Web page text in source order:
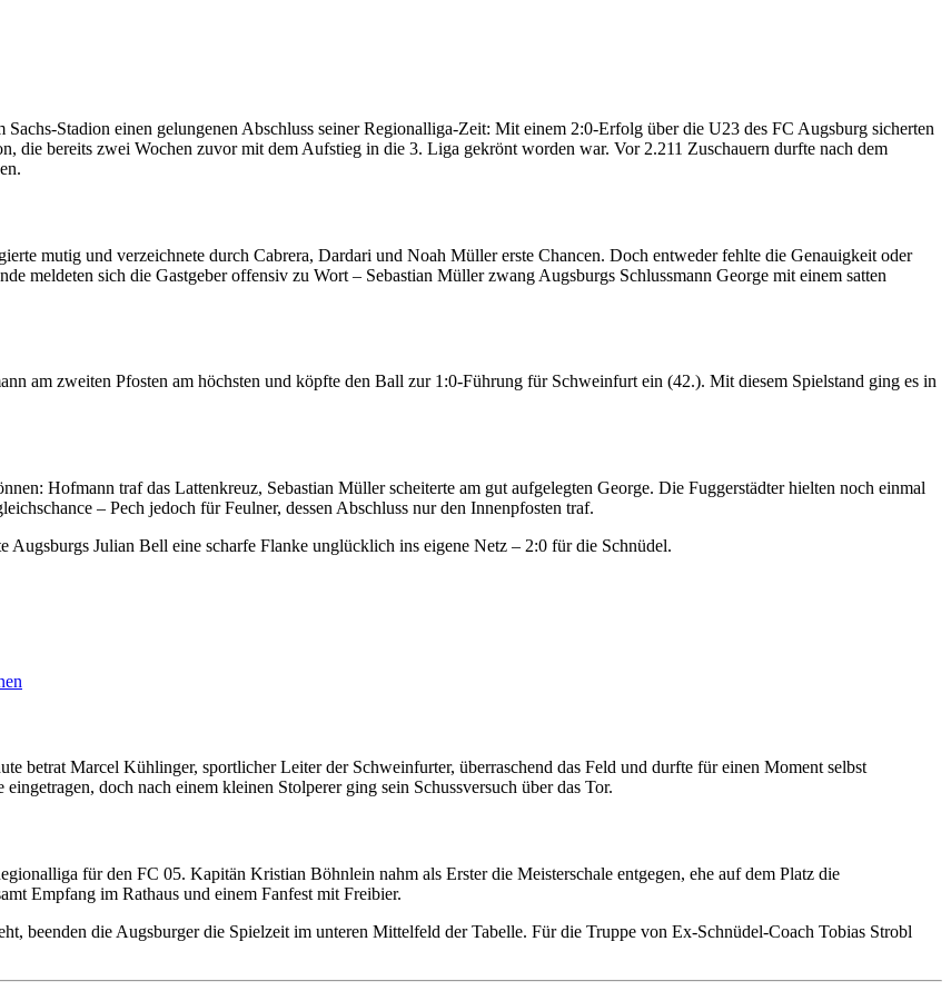
Stadion einen gelungenen Abschluss seiner Regionalliga-Zeit: Mit einem 2:0-Erfolg über die U23 des FC Augsburg sicherten
die bereits zwei Wochen zuvor mit dem Aufstieg in die 3. Liga gekrönt worden war. Vor 2.211 Zuschauern durfte nach dem
mutig und verzeichnete durch Cabrera, Dardari und Noah Müller erste Chancen. Doch entweder fehlte die Genauigkeit oder
meldeten sich die Gastgeber offensiv zu Wort – Sebastian Müller zwang Augsburgs Schlussmann George mit einem satten
am zweiten Pfosten am höchsten und köpfte den Ball zur 1:0-Führung für Schweinfurt ein (42.). Mit diesem Spielstand ging es in
Hofmann traf das Lattenkreuz, Sebastian Müller scheiterte am gut aufgelegten George. Die Fuggerstädter hielten noch einmal
– Pech jedoch für Feulner, dessen Abschluss nur den Innenpfosten traf.
Augsburgs Julian Bell eine scharfe Flanke unglücklich ins eigene Netz – 2:0 für die Schnüdel.
betrat Marcel Kühlinger, sportlicher Leiter der Schweinfurter, überraschend das Feld und durfte für einen Moment selbst
doch nach einem kleinen Stolperer ging sein Schussversuch über das Tor.
für den FC 05. Kapitän Kristian Böhnlein nahm als Erster die Meisterschale entgegen, ehe auf dem Platz die
Empfang im Rathaus und einem Fanfest mit Freibier.
beenden die Augsburger die Spielzeit im unteren Mittelfeld der Tabelle. Für die Truppe von Ex-Schnüdel-Coach Tobias Strobl